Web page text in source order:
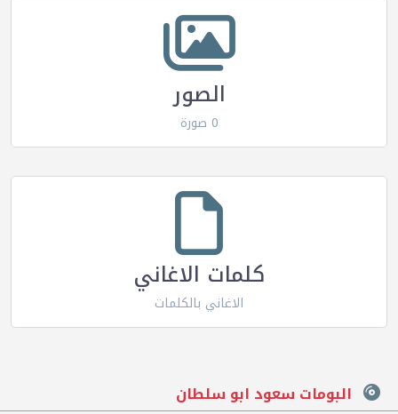
الصور
0 صورة
كلمات الاغاني
الاغاني بالكلمات
البومات سعود ابو سلطان